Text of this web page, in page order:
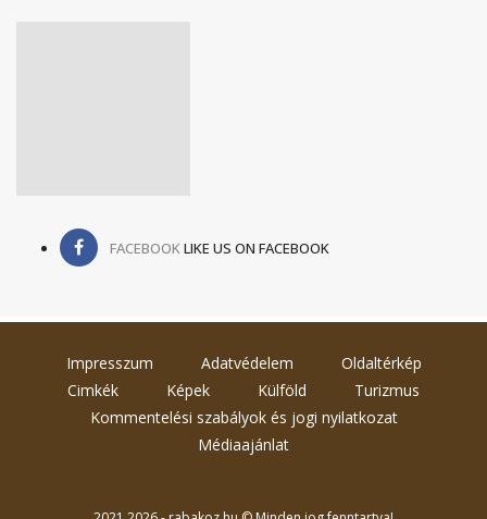
FACEBOOKLIKE US ON FACEBOOK
Impresszum Adatvédelem
Oldaltérkép
Cimkék
Képek Külföld
Turizmus
Kommentelési szabályok és jogi nyilatkozat
Médiaajánlat